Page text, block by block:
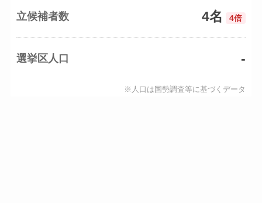
立候補者数 4名 4倍
選挙区人口 -
※人口は国勢調査等に基づくデータ